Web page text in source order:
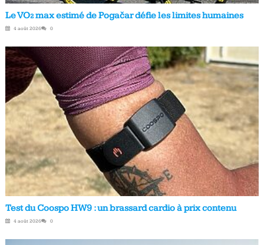
Le VO₂ max estimé de Pogačar défie les limites humaines
4 août 2026 0
Test du Coospo HW9 : un brassard cardio à prix contenu
4 août 2026 0